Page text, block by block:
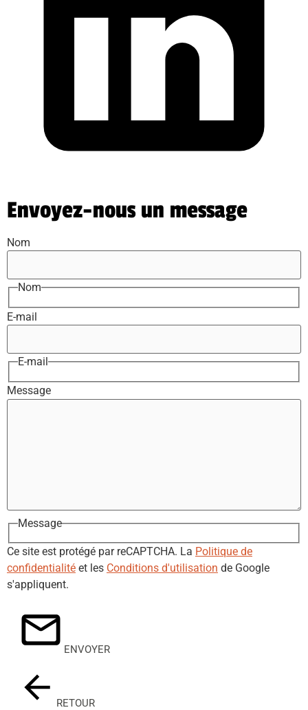
Envoyez-nous un message
Nom
Nom
E-mail
E-mail
Message
Message
Ce site est protégé par reCAPTCHA. La Politique de
confidentialité et les Conditions d'utilisation de Google
s'appliquent.
ENVOYER
RETOUR